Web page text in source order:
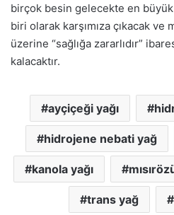
birçok besin gelecekte en
biri olarak karşımıza çıkacak
üzerine “sağlığa zararlıdır”
kalacaktır.
ayçiçeği yağı
hidrojene nebati yağ
kanola yağı
trans yağ